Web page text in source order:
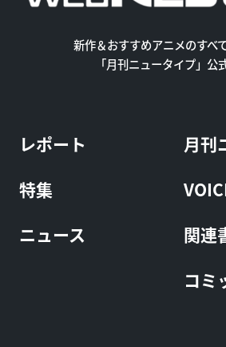
新作＆おすすめアニメのすべ
「月刊ニュータイプ」公
レポート
特集
ニュース
月刊
関連
コミ